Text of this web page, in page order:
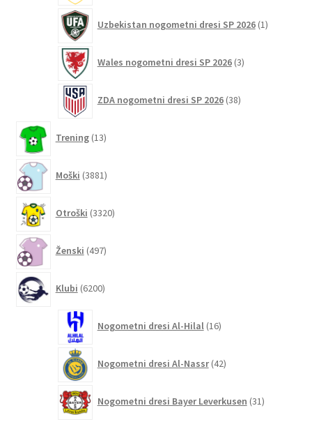
Uzbekistan nogometni dresi SP 2026 1izdelek
Wales nogometni dresi SP 2026 3izdelki
ZDA nogometni dresi SP 2026 38izdelkov
Trening 13izdelkov
Moški 3881izdelkov
Otroški 3320izdelkov
Ženski 497izdelkov
Klubi 6200izdelkov
Nogometni dresi Al-Hilal 16izdelkov
Nogometni dresi Al-Nassr 42izdelkov
Nogometni dresi Bayer Leverkusen 31izdelkov